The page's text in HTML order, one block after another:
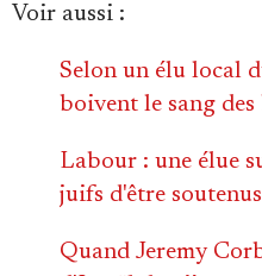
Voir aussi :
Selon un élu local
boivent le sang des
Labour : une élue
juifs d'être
Quand Jeremy